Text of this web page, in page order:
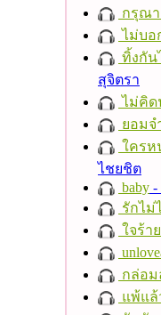
กรุณา
ไม่บอ
ทิ้งกัน
สุจิตรา
ไม่คิด
ยอม
ใครห
ไชยชิต
baby -
รักไม่
ใจร้าย
กล่อม
แพ้แล้